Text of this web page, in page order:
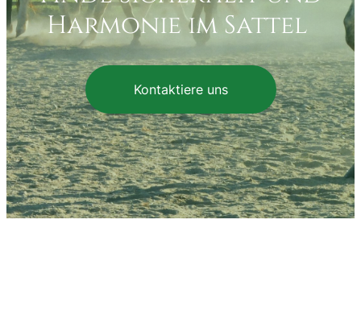
Harmonie im Sattel
Kontaktiere uns